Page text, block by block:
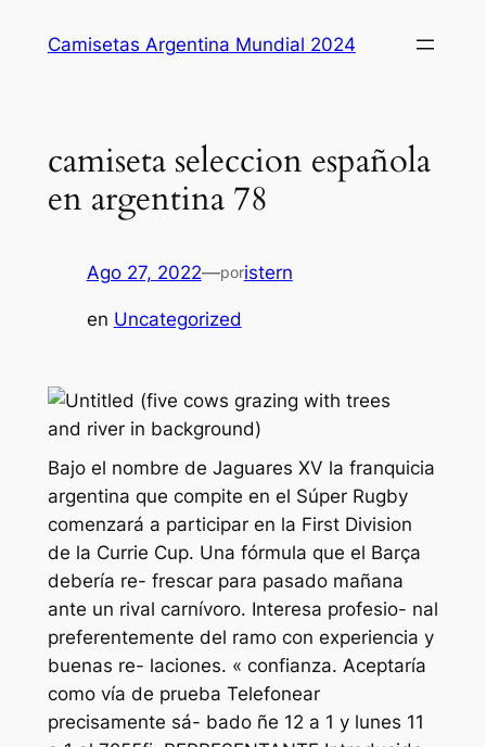
Camisetas Argentina Mundial 2024
camiseta seleccion española
en argentina 78
Ago 27, 2022—poristern
en Uncategorized
Bajo el nombre de Jaguares XV la franquicia
argentina que compite en el Súper Rugby
comenzará a participar en la First Division
de la Currie Cup. Una fórmula que el Barça
debería re- frescar para pasado mañana
ante un rival carnívoro. Interesa profesio- nal
preferentemente del ramo con experiencia y
buenas re- laciones. « confianza. Aceptaría
como vía de prueba Telefonear
precisamente sá- bado ñe 12 a 1 y lunes 11